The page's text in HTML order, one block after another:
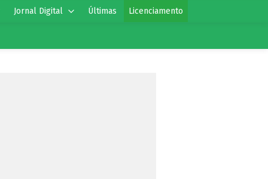
Jornal Digital Últimas Licenciamento